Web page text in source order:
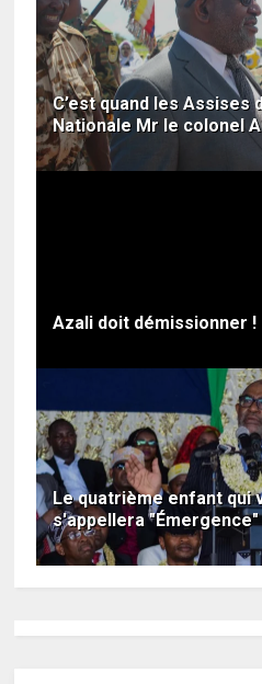
C’est quand les Assises
Nationale Mr le colonel
Azali doit démissionner !
Le quatrième enfant qui
s'appellera "Émergence"